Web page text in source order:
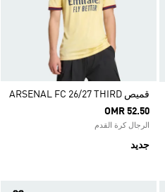
قميص ARSENAL FC 26/27 THIRD
OMR 52.50
الرجال كرة القدم
جديد